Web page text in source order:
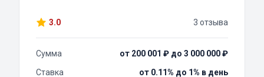
3.0 3 отзыва
Сумма
от 200 001 ₽ до 3 000 000 ₽
Ставка
от 0.11% до 1% в день